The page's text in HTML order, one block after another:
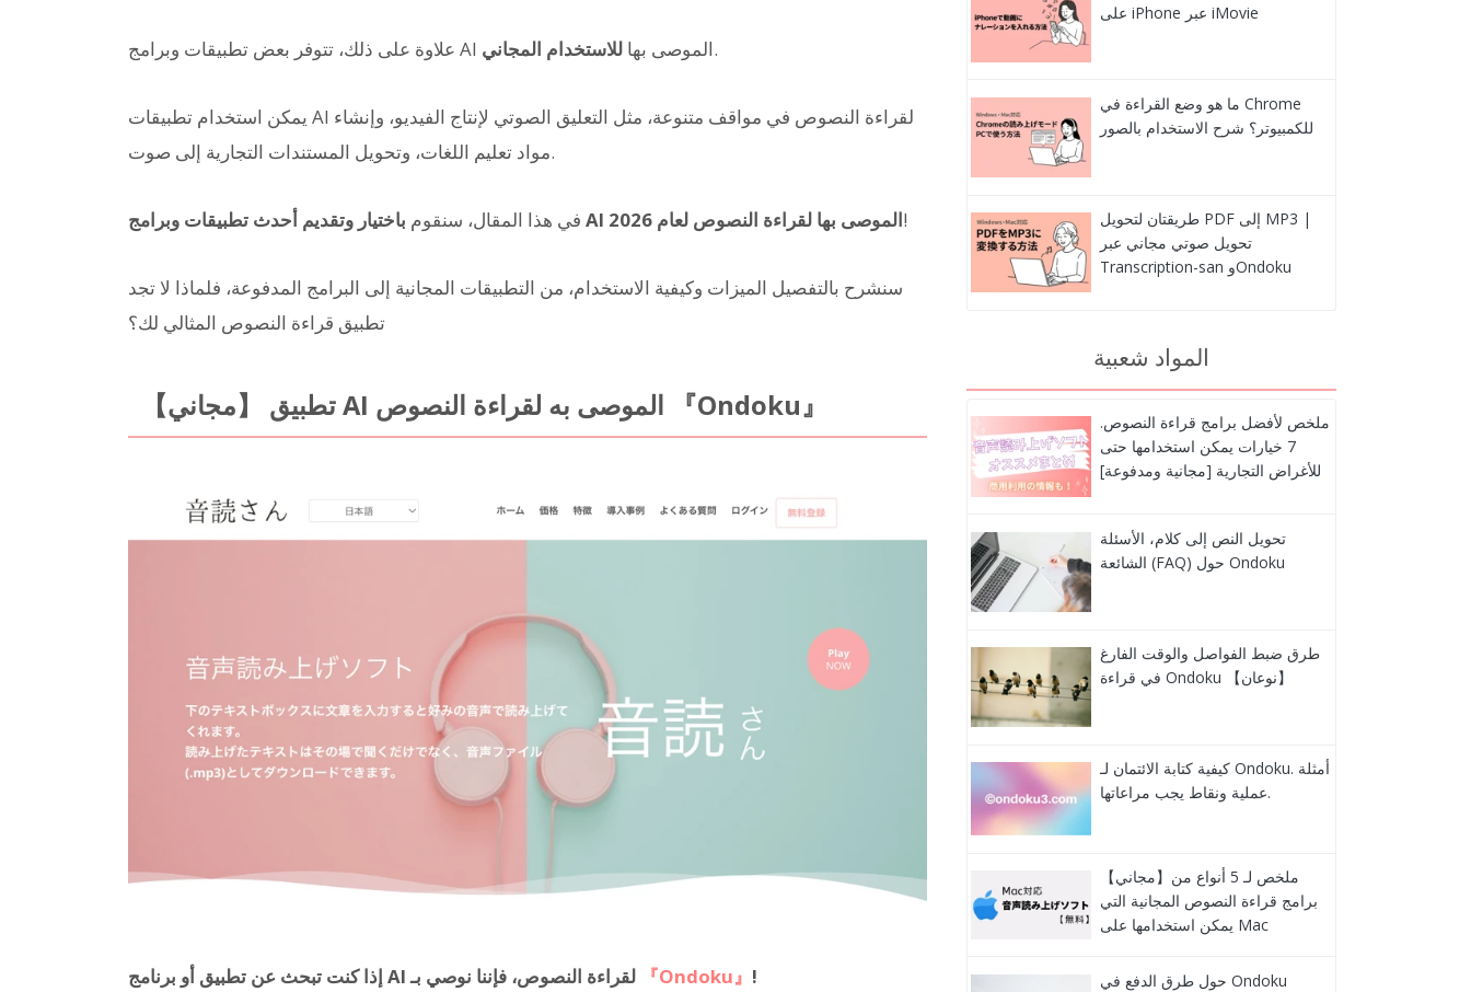
علاوة على ذلك، تتوفر بعض تطبيقات وبرامج AI الموصى بها للاستخدام المجاني .
يمكن استخدام تطبيقات AI لقراءة النصوص في مواقف متنوعة، مثل التعليق الصوتي لإنتاج الفيديو، وإنشاء
مواد تعليم اللغات، وتحويل المستندات التجارية إلى صوت.
في هذا المقال، سنقوم باختيار وتقديم أحدث تطبيقات وبرامج AI الموصى بها لقراءة النصوص لعام 2026!
سنشرح بالتفصيل الميزات وكيفية الاستخدام، من التطبيقات المجانية إلى البرامج المدفوعة، فلماذا لا تجد
تطبيق قراءة النصوص المثالي لك؟
【مجاني】 تطبيق AI الموصى به لقراءة النصوص 『Ondoku』
『Ondoku』 !
على iPhone عبر iMovie
ما هو وضع القراءة في Chrome
للكمبيوتر؟ شرح الاستخدام بالصور
طريقتان لتحويل PDF إلى MP3 |
تحويل صوتي مجاني عبر
Transcription-san وOndoku
المواد شعبية
ملخص لأفضل برامج قراءة النصوص.
7 خيارات يمكن استخدامها حتى
للأغراض التجارية [مجانية ومدفوعة]
تحويل النص إلى كلام، الأسئلة
الشائعة (FAQ) حول Ondoku
طرق ضبط الفواصل والوقت الفارغ
في قراءة Ondoku 【نوعان】
كيفية كتابة الائتمان لـ Ondoku. أمثلة
عملية ونقاط يجب مراعاتها.
【مجاني】ملخص لـ 5 أنواع من
برامج قراءة النصوص المجانية التي
يمكن استخدامها على Mac
حول طرق الدفع في Ondoku